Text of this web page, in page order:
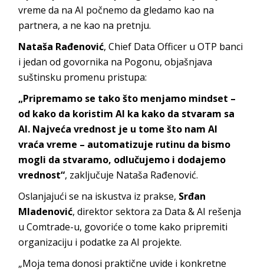
vreme da na AI počnemo da gledamo kao na
partnera, a ne kao na pretnju.
Nataša Rađenović, Chief Data Officer u OTP banci
i jedan od govornika na Pogonu, objašnjava
suštinsku promenu pristupa:
„Pripremamo se tako što menjamo mindset –
od kako da koristim AI ka kako da stvaram sa
AI. Najveća vrednost je u tome što nam AI
vraća vreme – automatizuje rutinu da bismo
mogli da stvaramo, odlučujemo i dodajemo
vrednost“, zaključuje Nataša Rađenović.
Oslanjajući se na iskustva iz prakse, Srđan
Mladenović, direktor sektora za Data & AI rešenja
u Comtrade-u, govoriće o tome kako pripremiti
organizaciju i podatke za AI projekte.
„Moja tema donosi praktične uvide i konkretne